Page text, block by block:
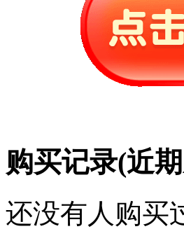
购买记录(近
还没有人购买